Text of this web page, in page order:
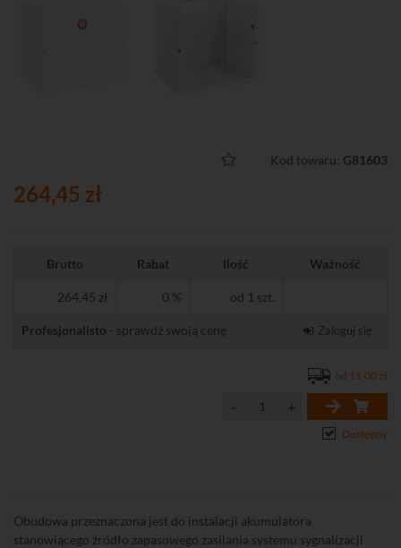
Kod towaru: G81603
264,45 zł
Brutto Rabat Ilość Ważność
264,45 zł 0 % od 1 szt.
Profesjonalisto - sprawdź swoją cenę Zaloguj się
od 11,00 zł
Dostępny
Obudowa przeznaczona jest do instalacji akumulatora
stanowiącego źródło zapasowego zasilania systemu sygnalizacji